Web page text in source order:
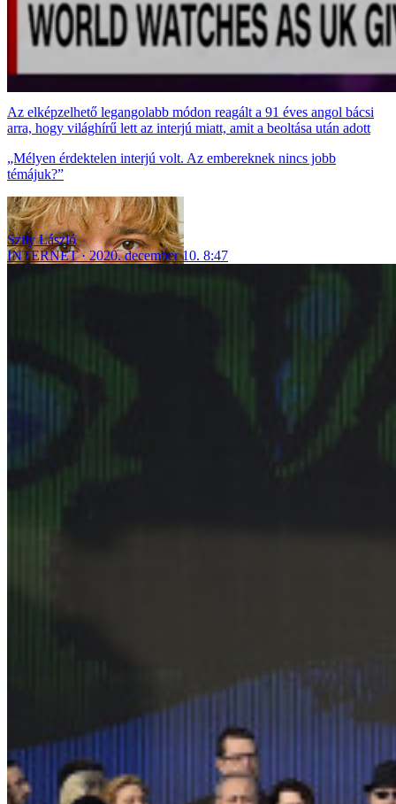
Az elképzelhető legangolabb módon reagált a 91 éves angol bácsi
arra, hogy világhírű lett az interjú miatt, amit a beoltása után adott
„Mélyen érdektelen interjú volt. Az embereknek nincs jobb
témájuk?”
Szily László
INTERNET
2020. december 10. 8:47